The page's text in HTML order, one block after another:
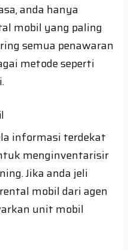
anda hanya
mobil yang paling
semua penawaran
metode seperti
informasi terdekat
menginventarisir
Jika anda jeli
mobil dari agen
unit mobil